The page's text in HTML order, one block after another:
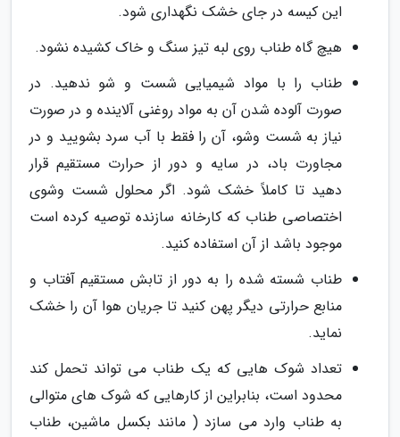
این کیسه در جای خشک نگهداری شود.
هیچ گاه طناب روی لبه تیز سنگ و خاک کشیده نشود.
طناب را با مواد شیمیایی شست و شو ندهید. در
صورت آلوده شدن آن به مواد روغنی آلاینده و در صورت
نیاز به شست وشو، آن را فقط با آب سرد بشویید و در
مجاورت باد، در سایه و دور از حرارت مستقیم قرار
دهید تا کاملاً خشک شود. اگر محلول شست وشوی
اختصاصی طناب که کارخانه سازنده توصیه کرده است
موجود باشد از آن استفاده کنید.
طناب شسته شده را به دور از تابش مستقیم آفتاب و
منابع حرارتی دیگر پهن کنید تا جریان هوا آن را خشک
نماید.
تعداد شوک هایی که یک طناب می تواند تحمل کند
محدود است، بنابراین از کارهایی که شوک های متوالی
به طناب وارد می سازد ( مانند بکسل ماشین، طناب